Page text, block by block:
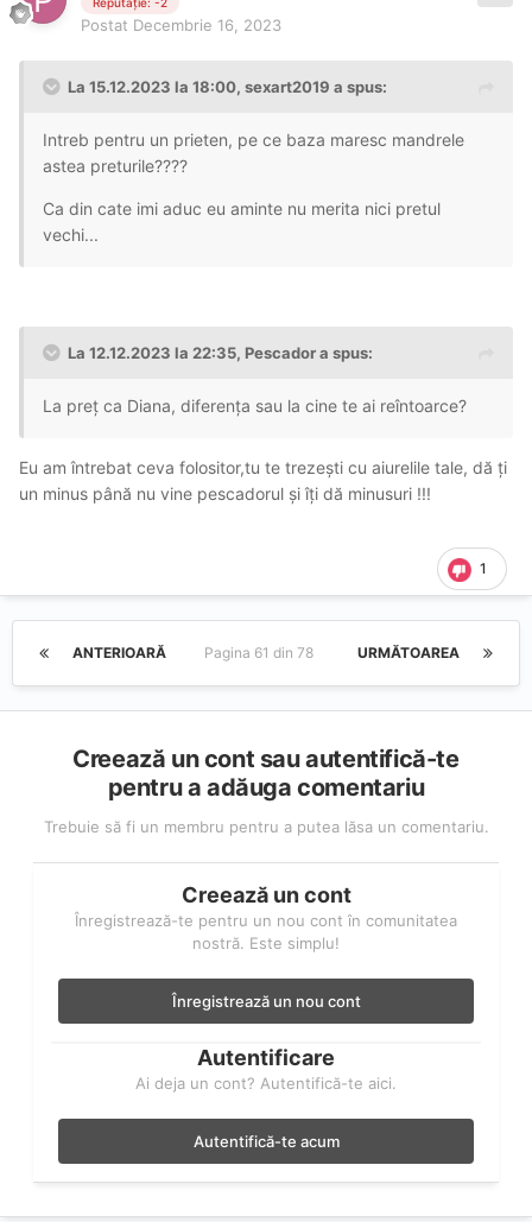
Postat Decembrie 16, 2023
La 15.12.2023 la 18:00, sexart2019 a spus:
Intreb pentru un prieten, pe ce baza maresc mandrele
astea preturile????
Ca din cate imi aduc eu aminte nu merita nici pretul
vechi...
La 12.12.2023 la 22:35, Pescadora spus:
La preț ca Diana, diferența sau la cine te ai reîntoarce?
Eu am întrebat ceva folositor,tu te trezești cu aiurelile tale, dă ți
un minus până nu vine pescadorul și îți dă minusuri !!!
1
ANTERIOARĂ URMĂTOAREA
Pagina 61 din 78
Creează un cont sau autentifică-te
pentru a adăuga comentariu
Trebuie să fi un membru pentru a putea lăsa un comentariu.
Creează un cont
Înregistrează-te pentru un nou cont în comunitatea
nostră. Este simplu!
Înregistrează un nou cont
Autentificare
Ai deja un cont? Autentifică-te aici.
Autentifică-te acum